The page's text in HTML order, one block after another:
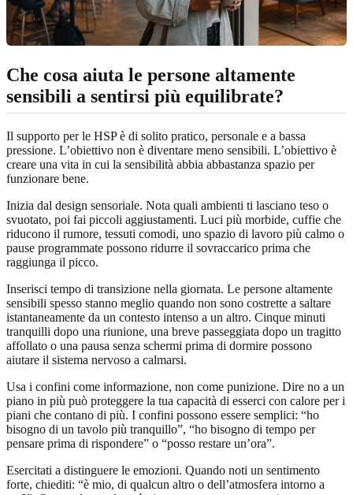
Che cosa aiuta le persone altamente
sensibili a sentirsi più equilibrate?
Il supporto per le HSP è di solito pratico, personale e a bassa
pressione. L’obiettivo non è diventare meno sensibili. L’obiettivo è
creare una vita in cui la sensibilità abbia abbastanza spazio per
funzionare bene.
Inizia dal design sensoriale. Nota quali ambienti ti lasciano teso o
svuotato, poi fai piccoli aggiustamenti. Luci più morbide, cuffie che
riducono il rumore, tessuti comodi, uno spazio di lavoro più calmo o
pause programmate possono ridurre il sovraccarico prima che
raggiunga il picco.
Inserisci tempo di transizione nella giornata. Le persone altamente
sensibili spesso stanno meglio quando non sono costrette a saltare
istantaneamente da un contesto intenso a un altro. Cinque minuti
tranquilli dopo una riunione, una breve passeggiata dopo un tragitto
affollato o una pausa senza schermi prima di dormire possono
aiutare il sistema nervoso a calmarsi.
Usa i confini come informazione, non come punizione. Dire no a un
piano in più può proteggere la tua capacità di esserci con calore per i
piani che contano di più. I confini possono essere semplici: “ho
bisogno di un tavolo più tranquillo”, “ho bisogno di tempo per
pensare prima di rispondere” o “posso restare un’ora”.
Esercitati a distinguere le emozioni. Quando noti un sentimento
forte, chiediti: “è mio, di qualcun altro o dell’atmosfera intorno a